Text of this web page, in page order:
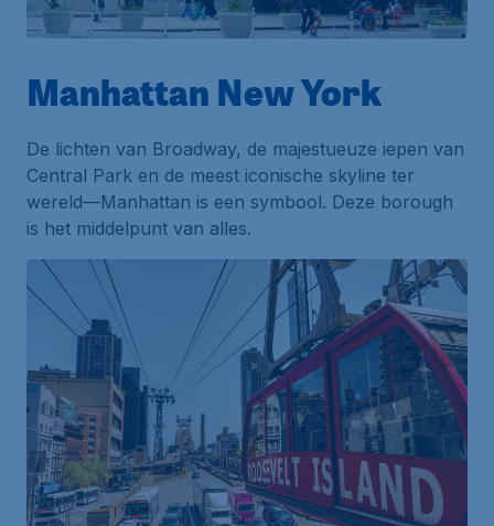
Manhattan New York
De lichten van Broadway, de majestueuze iepen van
Central Park en de meest iconische skyline ter
wereld—Manhattan is een symbool. Deze borough
is het middelpunt van alles.